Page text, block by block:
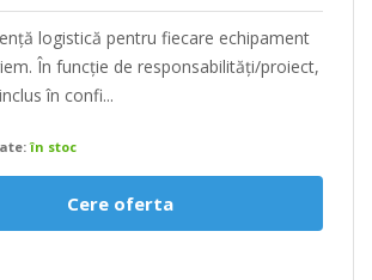
logistică pentru fiecare echipament
În funcție de responsabilități/proiect,
în confi...
în stoc
Cere oferta